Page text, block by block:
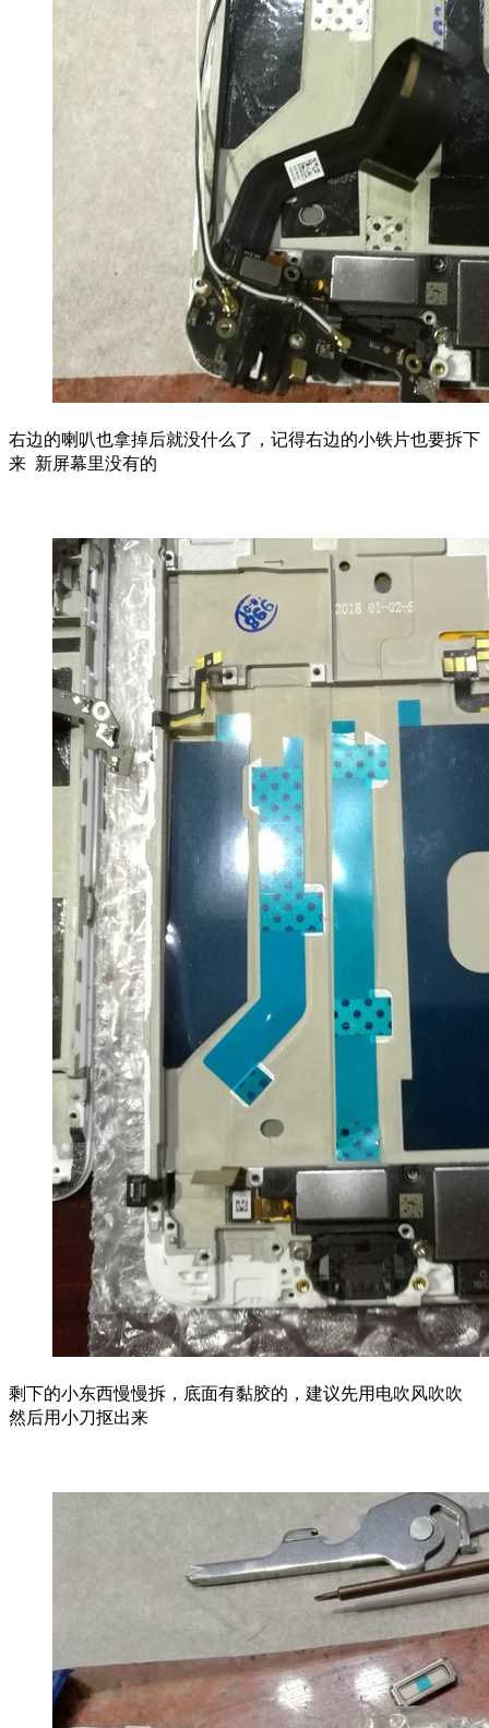
右边的喇叭也拿掉后就没什么了，记得右边的小铁片也要拆下
来 新屏幕里没有的
剩下的小东西慢慢拆，底面有黏胶的，建议先用电吹风吹吹
然后用小刀抠出来